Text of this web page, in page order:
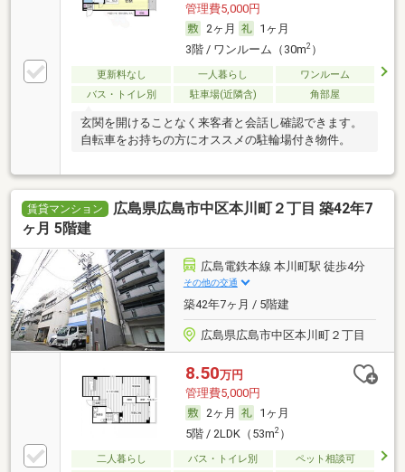
管理費5,000円
2ヶ月
1ヶ月
3階 / ワンルーム（30m2）
更新料なし 一人暮らし
ワンルーム
バス・トイレ別
駐車場(近隣含) 角部屋
玄関を開けることなく来客者と会話し確認できます。
自転車をお持ちの方にオススメの駐輪場付き物件。
賃貸マンション
広島県広島市中区本川町２丁目 築42年7
ヶ月 5階建
広島電鉄本線 本川町駅 徒歩4分
その他の交通
築42年7ヶ月 / 5階建
広島県広島市中区本川町２丁目
8.50万円
管理費5,000円
2ヶ月
1ヶ月
5階 / 2LDK（53m2）
二人暮らし バス・トイレ別
ペット相談可